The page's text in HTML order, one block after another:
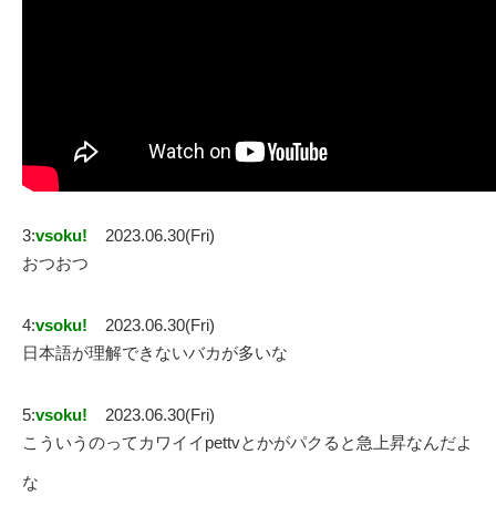
3:vsoku!
2023.06.30(Fri)
おつおつ
4:vsoku!
2023.06.30(Fri)
日本語が理解できないバカが多いな
5:vsoku!
2023.06.30(Fri)
こういうのってカワイイpettvとかがパクると急上昇なんだよ
な